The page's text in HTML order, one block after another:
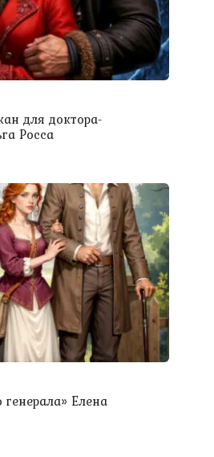
для доктора-
Росса
генерала» Елена